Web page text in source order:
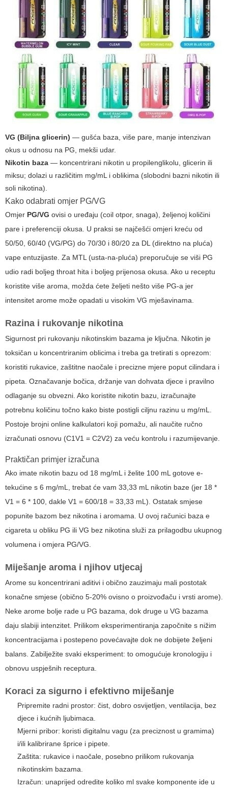
VG (Biljna glicerin) — gušća baza, više pare, manje intenzivan
okus u odnosu na PG, mekši udar.
Nikotin baza — koncentrirani nikotin u propilenglikolu, glicerin ili
miksu; dolazi u različitim mg/mL i oblikima (slobodni bazni nikotin ili
soli nikotina).
Kako odabrati omjer PG/VG
Omjer PG/VG ovisi o uređaju (coil otpor, snaga), željenoj količini
pare i preferenciji okusa. U praksi se najčešći omjeri kreću od
50/50, 60/40 (VG/PG) do 70/30 i 80/20 za DL (direktno na pluća)
vape entuzijaste. Za MTL (usta-na-pluća) preporučuje se viši PG
udio radi boljeg throat hita i boljeg prijenosa okusa. Ako u receptu
koristite više aroma, možda ćete željeti nešto više PG-a jer
intensitet arome može opadati u visokim VG mješavinama.
Razina i rukovanje nikotina
Sigurnost pri rukovanju nikotinskim bazama je ključna. Nikotin je
toksičan u koncentriranim oblicima i treba ga tretirati s oprezom:
koristiti rukavice, zaštitne naočale i precizne mjere poput cilindara i
pipeta. Označavanje bočica, držanje van dohvata djece i pravilno
odlaganje su obvezni. Ako koristite nikotin bazu, izračunajte
potrebnu količinu točno kako biste postigli ciljnu razinu u mg/mL.
Postoje brojni online kalkulatori koji pomažu, ali naučite ručno
izračunati osnovu (C1V1 = C2V2) za veću kontrolu i razumijevanje.
Praktičan primjer izračuna
Ako imate nikotin bazu od 18 mg/mL i želite 100 mL gotove e-
tekućine s 6 mg/mL, trebat će vam 33,33 mL nikotin baze (jer 18 *
V1 = 6 * 100, dakle V1 = 600/18 = 33,33 mL). Ostatak smjese
popunite bazom bez nikotina i aromama. U ovoj računici baza e
cigareta u obliku PG ili VG bez nikotina služi za prilagodbu ukupnog
volumena i omjera PG/VG.
Miješanje aroma i njihov utjecaj
Arome su koncentrirani aditivi i obično zauzimaju mali postotak
konačne smjese (obično 5-20% ovisno o proizvođaču i vrsti arome).
Neke arome bolje rade u PG bazama, dok druge u VG bazama
daju slabiji intenzitet. Prilikom eksperimentiranja započnite s nižim
koncentracijama i postepeno povećavajte dok ne dobijete željeni
balans. Zabilježite svaki eksperiment: to omogućuje kronologiju i
obnovu uspješnih receptura.
Koraci za sigurno i efektivno miješanje
Pripremite radni prostor: čist, dobro osvijetljen, ventilacija, bez
djece i kućnih ljubimaca.
Mjerni pribor: koristi digitalnu vagu (za preciznost u gramima)
i/ili kalibrirane šprice i pipete.
Zaštita: rukavice i naočale, posebno prilikom rukovanja
nikotinskim bazama.
Izračun: unaprijed odredite koliko ml svake komponente ide u